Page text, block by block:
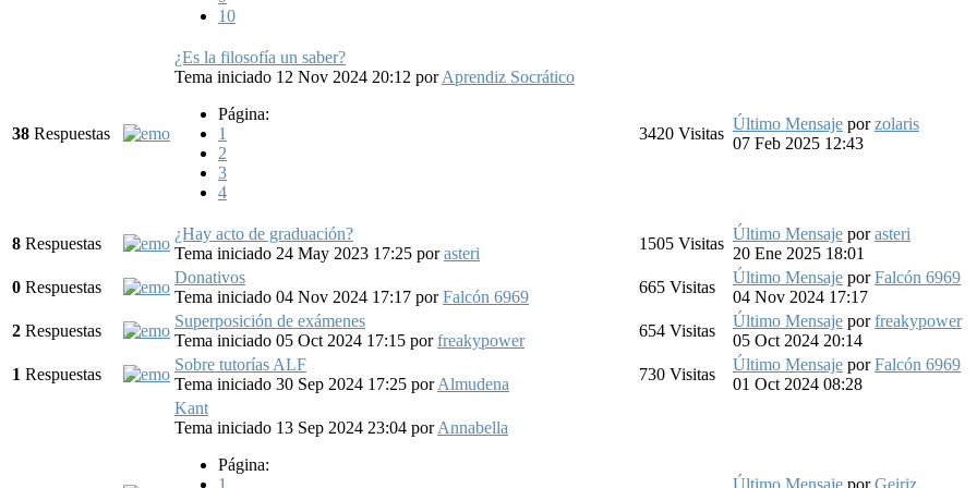
10
38 Respuestas
¿Es la filosofía un saber?
Tema iniciado 12 Nov 2024 20:12 porAprendiz Socrático
Página:
1
2
3
4
3420 Visitas
Último Mensaje porzolaris
07 Feb 2025 12:43
8 Respuestas
¿Hay acto de graduación?
Tema iniciado 24 May 2023 17:25 porasteri
1505 Visitas
Último Mensaje porasteri
20 Ene 2025 18:01
0 Respuestas
Donativos
Tema iniciado 04 Nov 2024 17:17 porFalcón 6969
665 Visitas
Último Mensaje porFalcón 6969
04 Nov 2024 17:17
2 Respuestas
Superposición de exámenes
Tema iniciado 05 Oct 2024 17:15 porfreakypower
654 Visitas
Último Mensaje porfreakypower
05 Oct 2024 20:14
1 Respuestas
Sobre tutorías ALF
Tema iniciado 30 Sep 2024 17:25 porAlmudena
730 Visitas
Último Mensaje porFalcón 6969
01 Oct 2024 08:28
Kant
Tema iniciado 13 Sep 2024 23:04 porAnnabella
Página:
1
Último Mensaje porGeiriz